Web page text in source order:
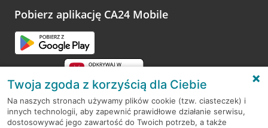
opinie.
Pobierz aplikację CA24 Mobile
RODO
Twoja zgoda z korzyścią dla Ciebie
Na naszych stronach używamy plików cookie (tzw. ciasteczek) i
innych technologii, aby zapewnić prawidłowe działanie serwisu,
dostosowywać jego zawartość do Twoich potrzeb, a także